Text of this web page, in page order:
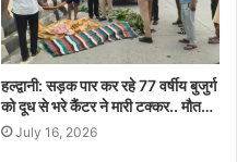
हल्द्वानी: सड़क पार कर रहे 77 वर्षीय बुजुर्ग
को दूध से भरे कैंटर ने मारी टक्कर.. मौत…
July 16, 2026